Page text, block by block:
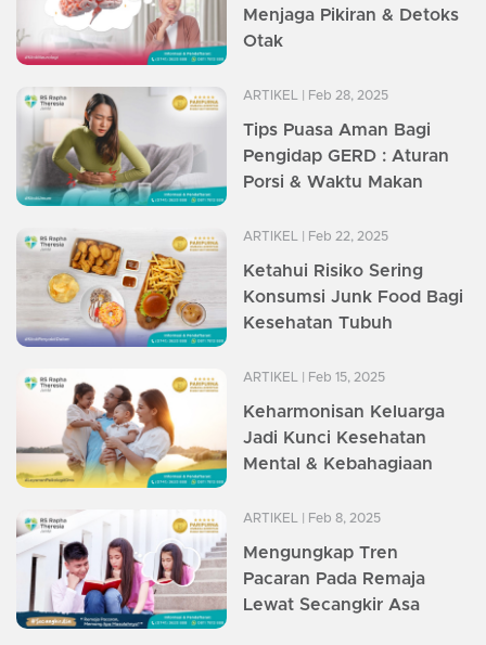
Menjaga Pikiran & Detoks
Otak
ARTIKEL | Feb 28, 2025
Tips Puasa Aman Bagi
Pengidap GERD : Aturan
Porsi & Waktu Makan
ARTIKEL | Feb 22, 2025
Ketahui Risiko Sering
Konsumsi Junk Food Bagi
Kesehatan Tubuh
ARTIKEL | Feb 15, 2025
Keharmonisan Keluarga
Jadi Kunci Kesehatan
Mental & Kebahagiaan
ARTIKEL | Feb 8, 2025
Mengungkap Tren
Pacaran Pada Remaja
Lewat Secangkir Asa